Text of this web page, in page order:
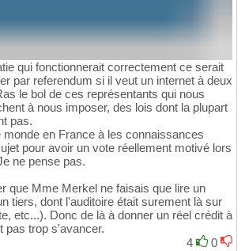
qui fonctionnerait correctement ce serait
par referendum si il veut un internet à deux
le bol de ces représentants qui nous
à nous imposer, des lois dont la plupart
pas.
monde en France à les connaissances
pour avoir un vote réellement motivé lors
ne pense pas.
que Mme Merkel ne faisais que lire un
tiers, dont l'auditoire était surement là sur
etc...). Donc de là à donner un réel crédit à
pas trop s'avancer.
4
0